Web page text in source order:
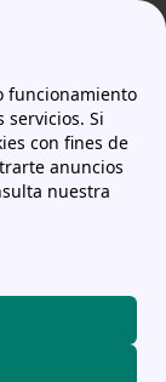
funcionamiento
Si
con fines de
anuncios
nuestra
La Eurocopa dispara la demanda de pantallas LED en España: ¿Por qué deberías usar esta tecnología en tu hogar?
la
LED